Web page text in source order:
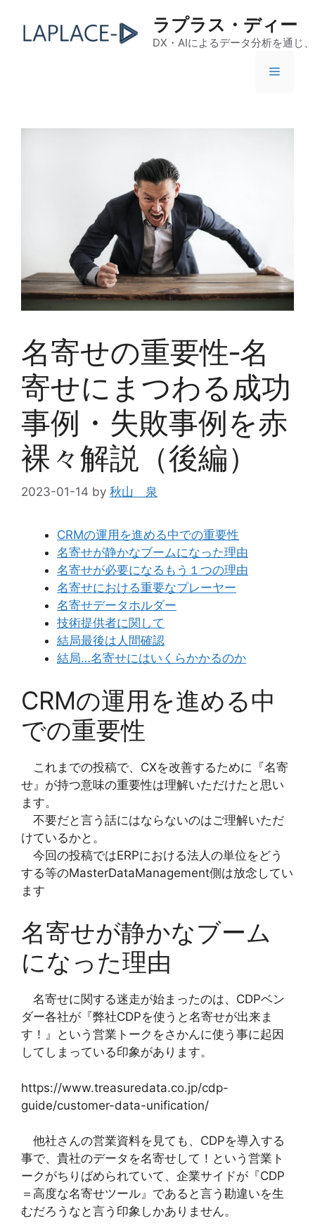
ラプラス・ディー
DX・AIによるデータ分析を通じ
メ
名寄せの重要性‐名
寄せにまつわる成功
事例・失敗事例を赤
裸々解説（後編）
2023-01-14 by 秋山 泉
CRMの運用を進める中での重要性
名寄せが静かなブームになった理由
名寄せが必要になるもう１つの理由
名寄せにおける重要なプレーヤー
名寄せデータホルダー
技術提供者に関して
結局最後は人間確認
結局…名寄せにはいくらかかるのか
CRMの運用を進める中
での重要性
これまでの投稿で、CXを改善するために『名寄
せ』が持つ意味の重要性は理解いただけたと思い
ます。
不要だと言う話にはならないのはご理解いただ
けているかと。
今回の投稿ではERPにおける法人の単位をどう
する等のMasterDataManagement側は放念してい
ます
名寄せが静かなブーム
になった理由
名寄せに関する迷走が始まったのは、CDPベン
ダー各社が『弊社CDPを使うと名寄せが出来ま
す！』という営業トークをさかんに使う事に起因
してしまっている印象があります。
https://www.treasuredata.co.jp/cdp-
guide/customer-data-unification/
他社さんの営業資料を見ても、CDPを導入する
事で、貴社のデータを名寄せして！という営業ト
ークがちりばめられていて、企業サイドが『CDP
＝高度な名寄せツール』であると言う勘違いを生
むだろうなと言う印象しかありません。